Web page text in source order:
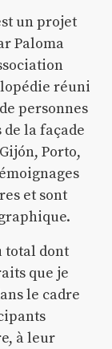
un projet
Paloma
réuni
personnes
la façade
Porto,
et sont
total dont
que je
le cadre
à leur